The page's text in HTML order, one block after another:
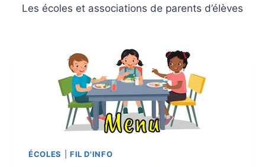
Les écoles et associations de parents d’élèves
ÉCOLES FIL D'INFO